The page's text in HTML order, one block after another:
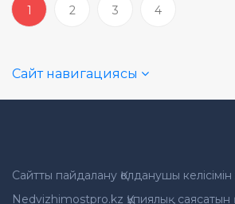
1 2 3 4
Сайт навигациясы
Сайтты пайдалану Қолданушы
Nedvizhimostpro.kz Құпиялық